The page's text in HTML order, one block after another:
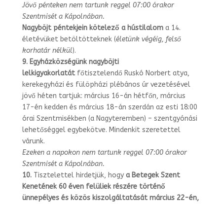
Jövő pénteken nem tartunk reggel 07:00 órakor
Szentmisét a Kápolnában.
Nagyböjt péntekjein kötelező a hústilaloma 14.
életévüket betöltötteknek (éle­tünk végéig, felső
korhatár nélkül).
9. Egyházközségünk nagyböjti
lelkigyakorlatát főtisztelendő Ruskó Norbert atya,
kerekegyházi és fülöpházi plébános úr vezetésével
jövő héten tartjuk: márci­us 16-án hétfőn, március
17-én kedden és március 18-án szerdán az esti 18:00
órai Szentmisékben (a Nagyteremben) – szentgyónási
lehetőséggel egybekötve. Mindenkit szeretettel
várunk.
Ezeken a napokon nem tartunk reggel 07:00 órakor
Szentmisét a Kápolnában.
10.Tisztelettel hirdetjük, hogy a Betegek Szent
Kenetének 60 éven felüliek ré­szére történő
ünnepélyes és közös kiszolgáltatását március 22-én,